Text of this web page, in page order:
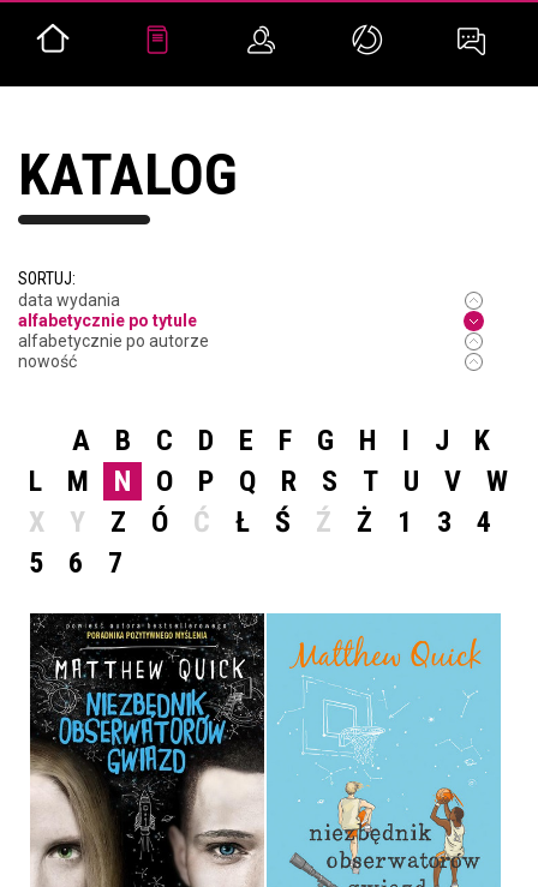
KATALOG
SORTUJ:
data wydania
alfabetycznie po tytule
alfabetycznie po autorze
nowość
A B C D E F G H I J
K
L
M N O P Q R S T U V
W
X
Y Z Ó Ć Ł Ś Ź Ż 1 3
4
5
6 7
NIEZBĘDNIK
OBSERWATORÓW GWIAZD
MATTHEW QUICK
OPRAWA MIĘKKA
NIEZBĘDNIK
OBSERWATORÓW GWIAZD
MATTHEW QUICK
OPRAWA MIĘKKA